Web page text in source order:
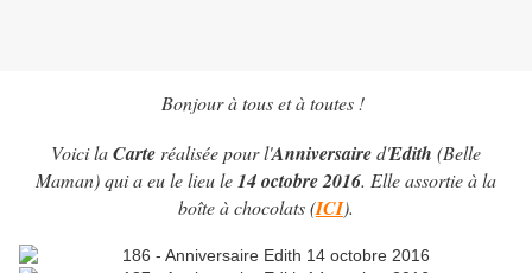
Bonjour à tous et à toutes !
Voici laCarte réalisée pour l'Anniversaired'Edith (Belle
Maman) qui a eu le lieu le14 octobre 2016. Elle assortie à la
boîte à chocolats (ICI).